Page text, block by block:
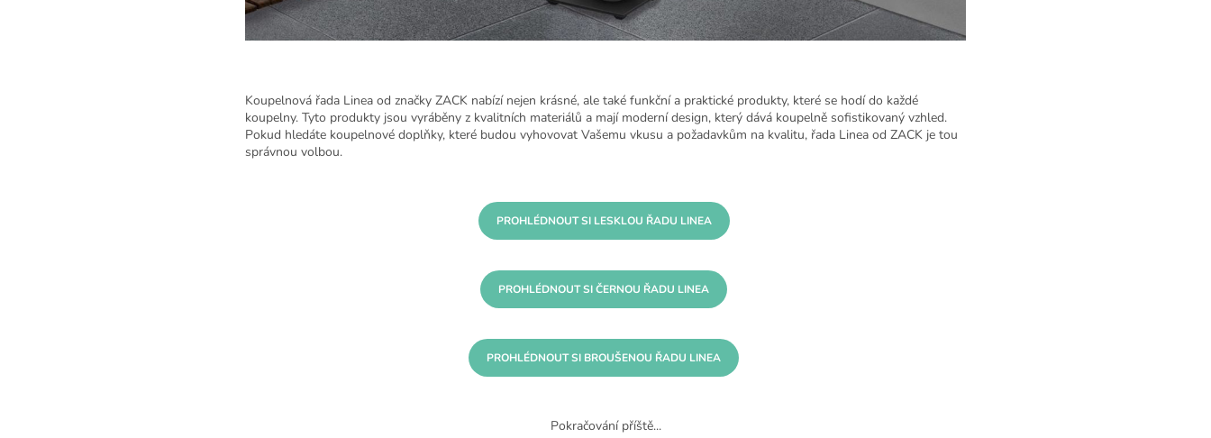
Koupelnová řada Linea od značky ZACK nabízí nejen krásné, ale také funkční a praktické produkty, které se hodí do každé
koupelny. Tyto produkty jsou vyráběny z kvalitních materiálů a mají moderní design, který dává koupelně sofistikovaný vzhled.
Pokud hledáte koupelnové doplňky, které budou vyhovovat Vašemu vkusu a požadavkům na kvalitu, řada Linea od ZACK je tou
správnou volbou.
PROHLÉDNOUT SI LESKLOU ŘADU LINEA
PROHLÉDNOUT SI ČERNOU ŘADU LINEA
PROHLÉDNOUT SI BROUŠENOU ŘADU LINEA
Pokračování příště...